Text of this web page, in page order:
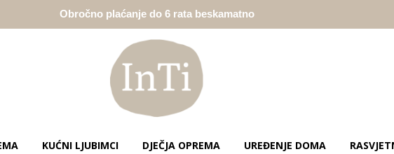
Obročno plaćanje do 6 rata beskamatno
KUĆNI LJUBIMCI DJEČJA OPREMA UREĐENJE DOMA